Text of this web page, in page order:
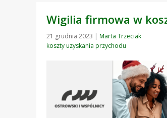
Wigilia firmowa w
21 grudnia 2023 | Marta Trzeciak
koszty uzyskania przychodu